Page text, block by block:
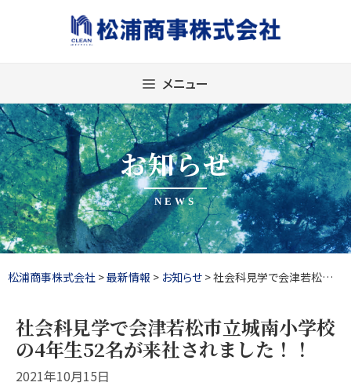
メニュー
お知らせ
NEWS
松浦商事株式会社 >最新情報 > お知らせ >社会科見学で会津若松市立城南小学校の4年生52名が来社されました！！
社会科見学で会津若松市立城南小学校
の4年生52名が来社されました！！
2021年10月15日